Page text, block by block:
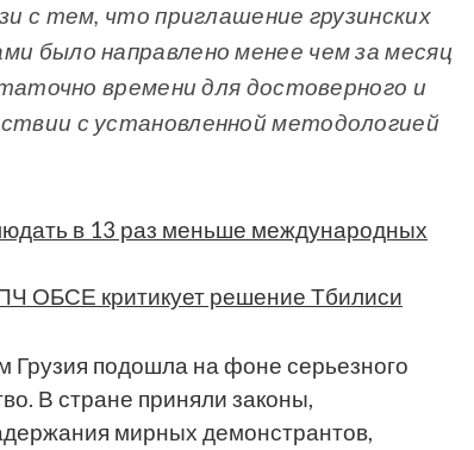
с тем, что приглашение грузинских
было направлено менее чем за месяц
времени для достоверного и
с установленной методологией
в 13 раз меньше международных
ОБСЕ критикует решение Тбилиси
Грузия подошла на фоне серьезного
В стране приняли законы,
мирных демонстрантов,